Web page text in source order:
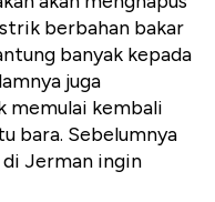
berbahan bakar
banyak kepada
juga
memulai kembali
bara. Sebelumnya
Jerman ingin